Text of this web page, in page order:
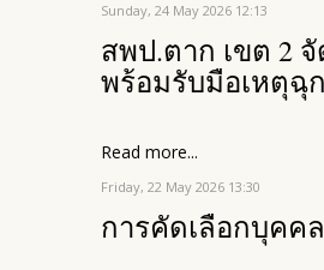
Sunday, 24 May 2026 12:13
สพป.ตาก เขต 2
พร้อมรับมือเหตุฉุ
Read more...
Friday, 22 May 2026 13:30
การคัดเลือกบุคค